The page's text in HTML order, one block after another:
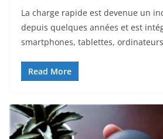
La charge rapide est devenue un
depuis quelques années et est
smartphones, tablettes,
Read More